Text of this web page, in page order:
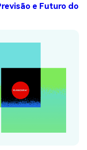
e Futuro do